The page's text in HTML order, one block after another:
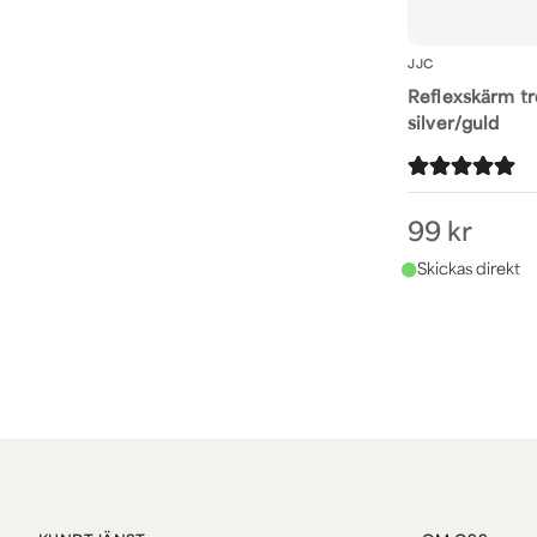
JJC
Reflexskärm
silver/guld
99 kr